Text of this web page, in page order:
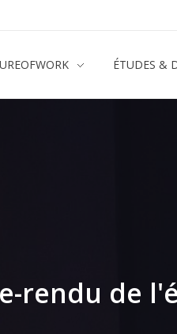
ÉTUDES &
rendu de